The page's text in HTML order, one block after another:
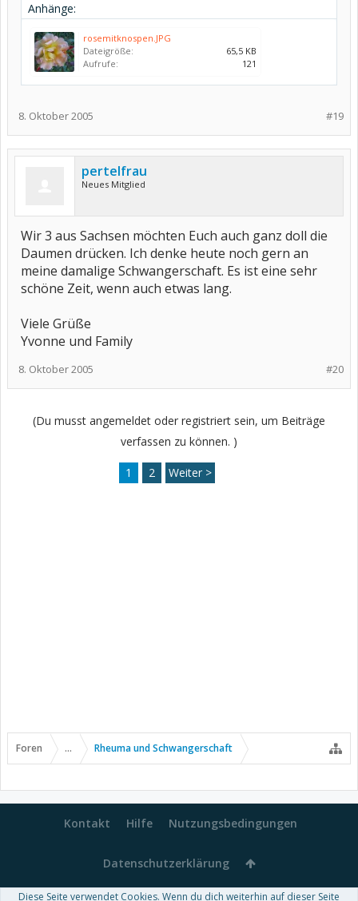
Anhänge:
rosemitknospen.JPG
Dateigröße:
65,5 KB
Aufrufe:
121
#19
8. Oktober 2005
pertelfrau
Neues Mitglied
Wir 3 aus Sachsen möchten Euch auch ganz doll die
Daumen drücken. Ich denke heute noch gern an
meine damalige Schwangerschaft. Es ist eine sehr
schöne Zeit, wenn auch etwas lang.
Viele Grüße
Yvonne und Family
#20
8. Oktober 2005
(Du musst angemeldet oder registriert sein, um Beiträge
verfassen zu können. )
1 2 Weiter >
Foren ... Rheuma und Schwangerschaft
Kontakt Hilfe Nutzungsbedingungen
Datenschutzerklärung
Diese Seite verwendet Cookies. Wenn du dich weiterhin auf dieser Seite